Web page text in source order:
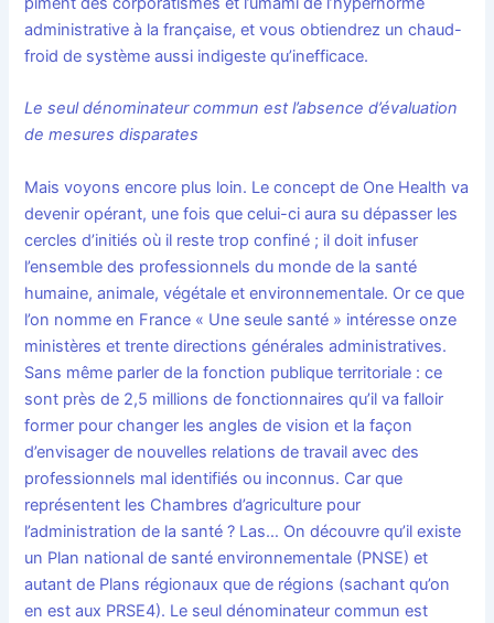
administrative à la française, et vous obtiendrez un chaud-
froid de système aussi indigeste qu’inefficace.
Le seul dénominateur commun est l’absence d’évaluation
de mesures disparates
Mais voyons encore plus loin. Le concept de One Health va
devenir opérant, une fois que celui-ci aura su dépasser les
cercles d’initiés où il reste trop confiné ; il doit infuser
l’ensemble des professionnels du monde de la santé
humaine, animale, végétale et environnementale. Or ce que
l’on nomme en France « Une seule santé » intéresse onze
ministères et trente directions générales administratives.
Sans même parler de la fonction publique territoriale : ce
sont près de 2,5 millions de fonctionnaires qu’il va falloir
former pour changer les angles de vision et la façon
d’envisager de nouvelles relations de travail avec des
professionnels mal identifiés ou inconnus. Car que
représentent les Chambres d’agriculture pour
l’administration de la santé ? Las… On découvre qu’il existe
un Plan national de santé environnementale (PNSE) et
autant de Plans régionaux que de régions (sachant qu’on
en est aux PRSE4). Le seul dénominateur commun est